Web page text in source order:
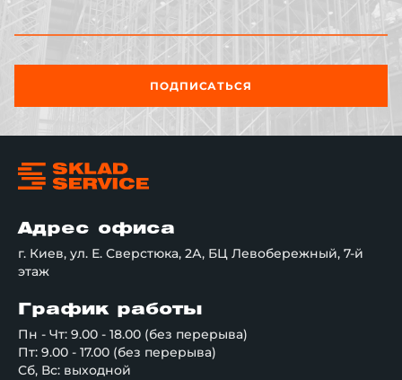
ПОДПИСАТЬСЯ
Адрес офиса
г. Киев, ул. Е. Сверстюка, 2А, БЦ Левобережный, 7-й
этаж
График работы
Пн - Чт: 9.00 - 18.00 (без перерыва)
Пт: 9.00 - 17.00 (без перерыва)
Сб, Вс: выходной